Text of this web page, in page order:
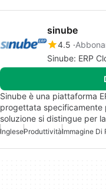
sinube
4.5
Sinube: ERP
Sinube è una piattaforma
progettata specificamente
soluzione si distingue per
IngleseProduttivitàImmagine Di